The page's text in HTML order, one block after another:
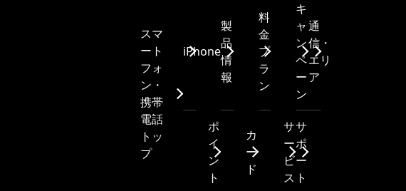
スマ
ート
フォ
ン・
携帯
電話
トッ
プ
iPhone
製
品
情
報
料
金
プ
ラ
ン
キ
ャ
ン
ペ
ー
ン
通
信・
エリ
ア
ポ
イ
ン
ト
カ
ー
ド
サ
ー
ビ
ス
サ
ポ
ー
ト